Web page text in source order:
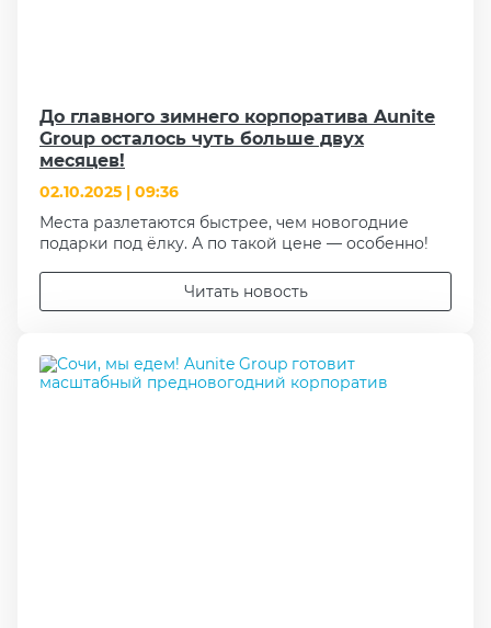
До главного зимнего корпоратива Aunite
Group осталось чуть больше двух
месяцев!
02.10.2025 | 09:36
Места разлетаются быстрее, чем новогодние
подарки под ёлку. А по такой цене — особенно!
Читать новость